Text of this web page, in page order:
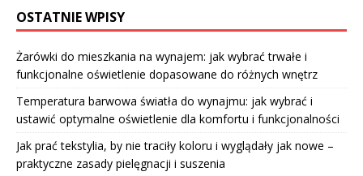
OSTATNIE WPISY
Żarówki do mieszkania na wynajem: jak wybrać trwałe i
funkcjonalne oświetlenie dopasowane do różnych wnętrz
Temperatura barwowa światła do wynajmu: jak wybrać i
ustawić optymalne oświetlenie dla komfortu i funkcjonalności
Jak prać tekstylia, by nie traciły koloru i wyglądały jak nowe –
praktyczne zasady pielęgnacji i suszenia